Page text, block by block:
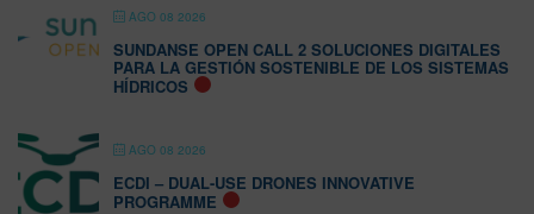
AGO 08 2026
SUNDANSE OPEN CALL 2 SOLUCIONES DIGITALES
PARA LA GESTIÓN SOSTENIBLE DE LOS SISTEMAS
HÍDRICOS
AGO 08 2026
ECDI – DUAL-USE DRONES INNOVATIVE
PROGRAMME